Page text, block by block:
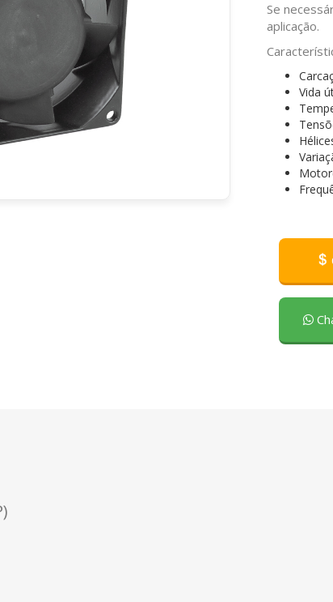
Se
aplicação.
Vida